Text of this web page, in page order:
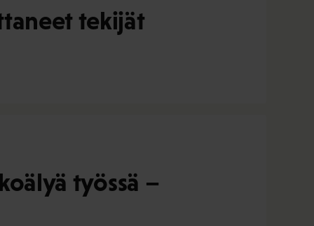
tekijät
työssä –